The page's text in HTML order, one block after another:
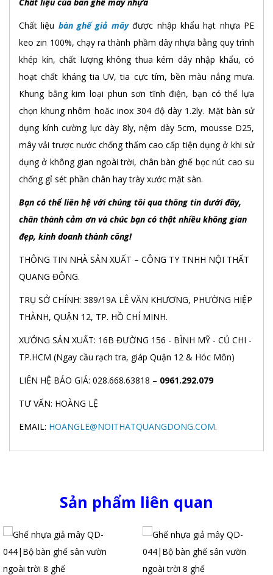
Chất liệu của bàn ghế mây nhựa
Chất liệu bàn ghế giả mâyđược nhập khẩu hạt nhựa PE
keo zin 100%, chạy ra thành phầm dây nhựa bằng quy trình
khép kín, chất lượng không thua kém dây nhập khẩu, có
hoạt chất kháng tia UV, tia cực tím, bền màu nắng mưa.
Khung bằng kim loại phun sơn tĩnh điện, bạn có thể lựa
chọn khung nhôm hoặc inox 304 độ dày 1.2ly. Mặt bàn sử
dụng kính cường lực dày 8ly, nệm dày 5cm, mousse D25,
mây vải trược nước chống thấm cao cấp tiện dụng ở khi sử
dụng ở không gian ngoài trời, chân bàn ghế bọc nút cao su
chống gỉ sét phần chân hay trày xước mặt sàn.
Bạn có thể liên hệ với chúng tôi qua thông tin dưới đây,
chân thành cảm ơn và chúc bạn có thật nhiều không gian
đẹp, kinh doanh thành công!
THÔNG TIN NHÀ SẢN XUẤT – CÔNG TY TNHH NỘI THẤT
QUANG ĐÔNG.
TRỤ SỞ CHÍNH: 389/19A LÊ VĂN KHƯƠNG, PHƯỜNG HIỆP
THÀNH, QUẬN 12, TP. HỒ CHÍ MINH.
XƯỞNG SẢN XUẤT: 16B ĐƯỜNG 156 - BÌNH MỸ - CỦ CHI -
TP.HCM (Ngay cầu rạch tra, giáp Quận 12 & Hóc Môn)
LIÊN HỆ BÁO GIÁ: 028.668.63818 – 0961.292.079
TƯ VẤN: HOÀNG LỆ
EMAIL: HOANGLE@NOITHATQUANGDONG.COM.
Sản phẩm liên quan